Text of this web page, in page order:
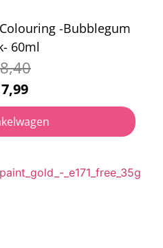
-Bubblegum
60ml